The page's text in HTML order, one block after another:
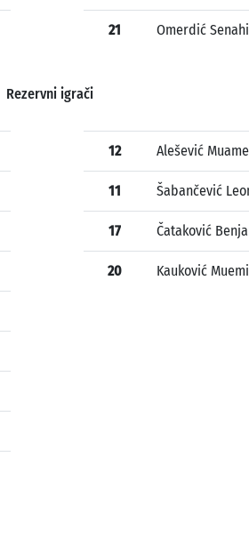
21 Omerdić
Rezervni igrači
12 Alešević
11 Šabančević
17 Čataković
20 Kauković